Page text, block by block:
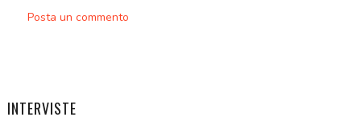
Posta un commento
INTERVISTE